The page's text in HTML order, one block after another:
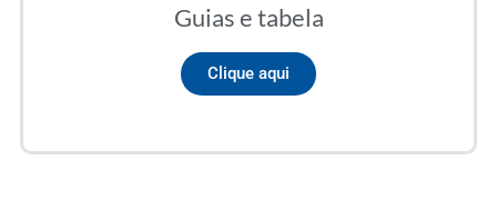
Guias e tabela
Clique aqui